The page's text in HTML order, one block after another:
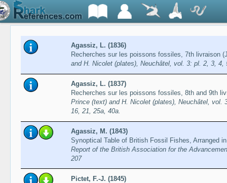
Agassiz, L. (1836)
Recherches sur les poissons fossiles, 7th livraison
and H. Nicolet (plates), Neuchâtel, vol. 3: pl. 2, 3,
Agassiz, L. (1837)
Recherches sur les poissons fossiles, 8th and 9th
Prince (text) and H. Nicolet (plates), Neuchâtel,
16, 21, 25a, 40a.
Agassiz, M. (1843)
Synoptical Table of British Fossil Fishes, Arranged
Report of the British Association for the
207
Pictet, F.-J. (1845)